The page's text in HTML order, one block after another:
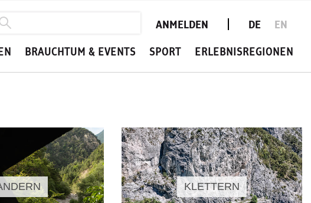
ANMELDEN DE EN
BRAUCHTUM & EVENTS SPORT ERLEBNISREGIONEN
KLETTERN